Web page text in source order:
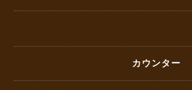
カウンター